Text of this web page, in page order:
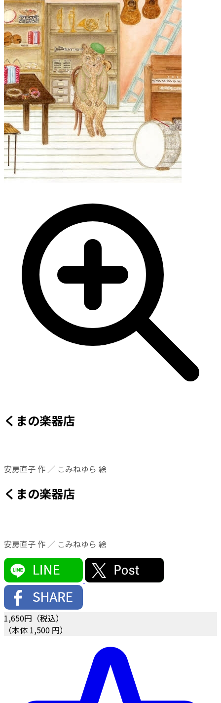
くまの楽器店
安房直子 作 ／ こみねゆら 絵
くまの楽器店
安房直子 作 ／ こみねゆら 絵
1,650円（税込）
（本体 1,500 円）